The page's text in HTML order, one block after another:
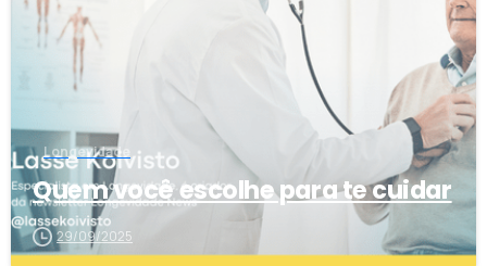
Longevidade
Quem você escolhe para te cuidar
29/09/2025